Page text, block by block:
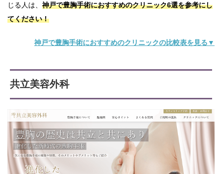
じる人は、 神戸で豊胸手術におすすめのクリニック6選を参考にし
てください！
神戸で豊胸手術におすすめのクリニックの比較表を見る▼
共立美容外科